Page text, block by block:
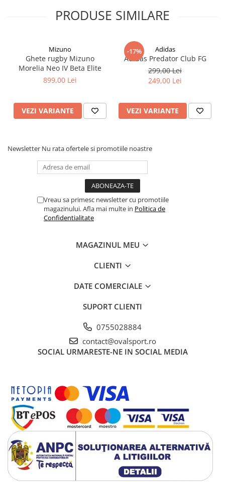
PRODUSE SIMILARE
Mizuno
Ghete rugby Mizuno
Morelia Neo IV Beta Elite
899,00 Lei
VEZI VARIANTE
-17% Adidas
Adidas Predator Club FG
299,00 Lei
249,00 Lei
VEZI VARIANTE
Newsletter Nu rata ofertele si promotiile noastre
Vreau sa primesc newsletter cu promotiile
magazinului. Afla mai multe in Politica de
Confidentialitate
MAGAZINUL MEU
CLIENTI
DATE COMERCIALE
SUPORT CLIENTI
0755028884
contact@ovalsport.ro
SOCIAL URMARESTE-NE IN SOCIAL MEDIA